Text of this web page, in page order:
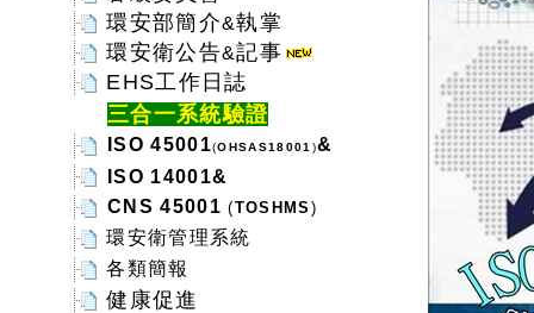
環安部簡介&執掌
環安衛公告&記事
EHS工作日誌
三合一系統驗證
ISO 45001(OHSAS18001 )&
ISO 14001&
CNS45001 (TOSHMS )
環安衛管理系統
各類簡報
健康促進